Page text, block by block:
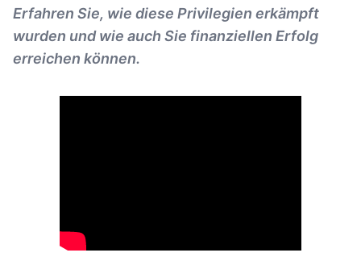
Erfahren Sie, wie diese Privilegien erkämpft
wurden und wie auch Sie finanziellen Erfolg
erreichen können.